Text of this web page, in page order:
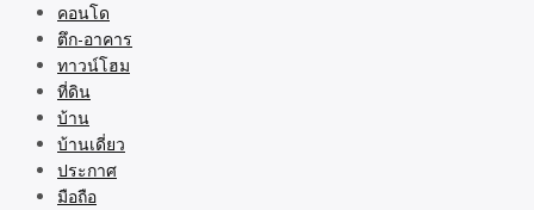
คอนโด
ตึก-อาคาร
ทาวน์โฮม
ที่ดิน
บ้าน
บ้านเดี่ยว
ประกาศ
มือถือ